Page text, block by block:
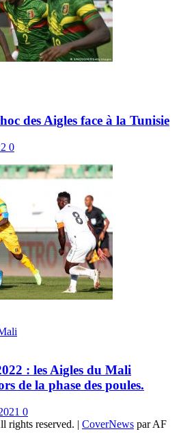
des Aigles face à la Tunisie
0
: les Aigles du Mali
de la phase des poules.
0
rights reserved. | CoverNews par AF